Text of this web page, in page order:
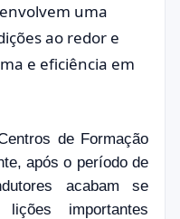
uma
ao redor e
e eficiência em
de Formação
após o período de
acabam se
importantes